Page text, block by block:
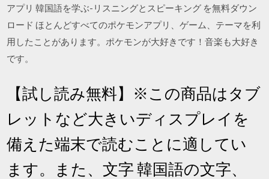
アプリ 韓国語を学ぶ-リスニングとスピーキング を無料ダウン
ロード ほとんどすべてのポケモンアプリ、ゲーム、テーマを利
用したことがあります。ポケモンが大好きです！音楽も大好き
です。
【試し読み無料】※この商品はタブ
レットなど大きいディスプレイを
備えた端末で読むことに適してい
ます。また、文字 韓国語の文字、